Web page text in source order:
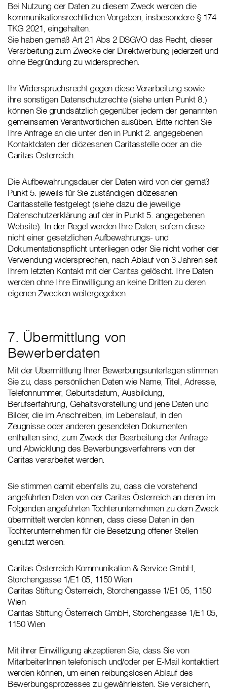
Bei Nutzung der Daten zu diesem Zweck werden die
kommunikationsrechtlichen Vorgaben, insbesondere § 174
TKG 2021, eingehalten.
Sie haben gemäß Art 21 Abs 2 DSGVO das Recht, dieser
Verarbeitung zum Zwecke der Direktwerbung jederzeit und
ohne Begründung zu widersprechen.
Ihr Widerspruchsrecht gegen diese Verarbeitung sowie
ihre sonstigen Datenschutzrechte (siehe unten Punkt 8.)
können Sie grundsätzlich gegenüber jedem der genannten
gemeinsamen Verantwortlichen ausüben. Bitte richten Sie
Ihre Anfrage an die unter den in Punkt 2. angegebenen
Kontaktdaten der diözesanen Caritasstelle oder an die
Caritas Österreich.
Die Aufbewahrungsdauer der Daten wird von der gemäß
Punkt 5. jeweils für Sie zuständigen diözesanen
Caritasstelle festgelegt (siehe dazu die jeweilige
Datenschutzerklärung auf der in Punkt 5. angegebenen
Website). In der Regel werden Ihre Daten, sofern diese
nicht einer gesetzlichen Aufbewahrungs- und
Dokumentationspflicht unterliegen oder Sie nicht vorher der
Verwendung widersprechen, nach Ablauf von 3 Jahren seit
Ihrem letzten Kontakt mit der Caritas gelöscht. Ihre Daten
werden ohne Ihre Einwilligung an keine Dritten zu deren
eigenen Zwecken weitergegeben.
7. Übermittlung von
Bewerberdaten
Mit der Übermittlung Ihrer Bewerbungsunterlagen stimmen
Sie zu, dass persönlichen Daten wie Name, Titel, Adresse,
Telefonnummer, Geburtsdatum, Ausbildung,
Berufserfahrung, Gehaltsvorstellung und jene Daten und
Bilder, die im Anschreiben, im Lebenslauf, in den
Zeugnisse oder anderen gesendeten Dokumenten
enthalten sind, zum Zweck der Bearbeitung der Anfrage
und Abwicklung des Bewerbungsverfahrens von der
Caritas verarbeitet werden.
Sie stimmen damit ebenfalls zu, dass die vorstehend
angeführten Daten von der Caritas Österreich an deren im
Folgenden angeführten Tochterunternehmen zu dem Zweck
übermittelt werden können, dass diese Daten in den
Tochterunternehmen für die Besetzung offener Stellen
genutzt werden:
Caritas Österreich Kommunikation & Service GmbH,
Storchengasse 1/E1 05, 1150 Wien
Caritas Stiftung Österreich, Storchengasse 1/E1 05, 1150
Wien
Caritas Stiftung Österreich GmbH, Storchengasse 1/E1 05,
1150 Wien
Mit ihrer Einwilligung akzeptieren Sie, dass Sie von
MitarbeiterInnen telefonisch und/oder per E-Mail kontaktiert
werden können, um einen reibungslosen Ablauf des
Bewerbungsprozesses zu gewährleisten. Sie versichern,